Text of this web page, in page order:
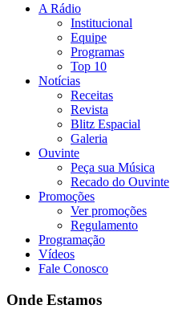
A Rádio
Institucional
Equipe
Programas
Top 10
Notícias
Receitas
Revista
Blitz Espacial
Galeria
Ouvinte
Peça sua Música
Recado do Ouvinte
Promoções
Ver promoções
Regulamento
Programação
Vídeos
Fale Conosco
Onde Estamos